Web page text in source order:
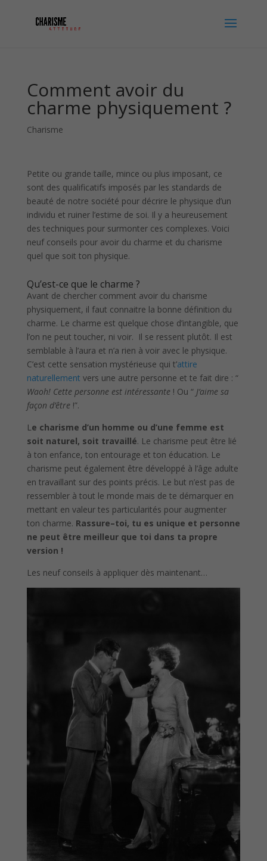
Comment avoir du
charme physiquement ?
Charisme
Petite ou grande taille, mince ou plus imposant, ce
sont des qualificatifs imposés par les standards de
beauté de notre société pour décrire le physique d’un
individu et ruiner l’estime de soi. Il y a heureusement
des techniques pour surmonter ces complexes. Voici
neuf conseils pour avoir du charme et du charisme
quel que soit ton physique.
Qu’est-ce que le charme ?
Avant de chercher comment avoir du charisme
physiquement, il faut connaitre la bonne définition du
charme. Le charme est quelque chose d’intangible, que
l’on ne peut toucher, ni voir. Il se ressent plutôt. Il est
semblable à l’aura et n’a rien à voir avec le physique.
C’est cette sensation mystérieuse qui t’attire
naturellement vers une autre personne et te fait dire : “
Waoh! Cette personne est intéressante! Ou “ J’aime sa
façon d’être!”.
Le charisme d’un homme ou d’une femme est
soit naturel, soit travaillé. Le charisme peut être lié
à ton enfance, ton entourage et ton éducation. Le
charisme peut également être développé à l’âge adulte
en travaillant sur des points précis. Le but n’est pas de
ressembler à tout le monde mais de te démarquer en
mettant en valeur tes particularités pour augmenter
ton charme. Rassure–toi, tu es unique et personne
ne peut être meilleur que toi dans ta propre
version !
Les neuf conseils à appliquer dès maintenant…